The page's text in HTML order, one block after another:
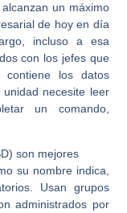
un máximo
de hoy en día
incluso a esa
con los jefes que
los datos
necesite leer
un comando,
son mejores
su nombre indica,
Usan grupos
administrados por